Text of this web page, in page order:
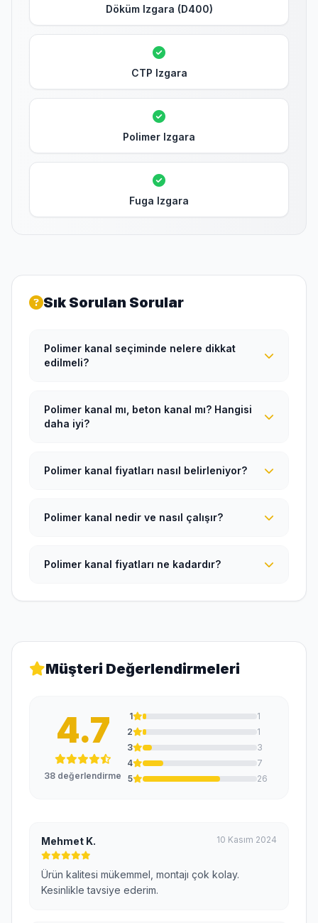
Döküm Izgara (D400)
CTP Izgara
Polimer Izgara
Fuga Izgara
Sık Sorulan Sorular
Polimer kanal seçiminde nelere dikkat
edilmeli?
Polimer kanal mı, beton kanal mı? Hangisi
daha iyi?
Polimer kanal fiyatları nasıl belirleniyor?
Polimer kanal nedir ve nasıl çalışır?
Polimer kanal fiyatları ne kadardır?
Müşteri Değerlendirmeleri
4.7
38 değerlendirme
1
1
2
1
3
3
4
7
5
26
Mehmet K. 10 Kasım 2024
Ürün kalitesi mükemmel, montajı çok kolay.
Kesinlikle tavsiye ederim.